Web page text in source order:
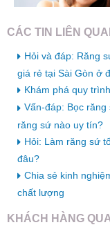
CÁC TIN LIÊN
Hỏi và đáp: Răng
giá rẻ tại Sài Gòn ở
Khám phá quy
Vấn-đáp: Bọc
răng sứ nào uy tín?
Hỏi: Làm răng sứ
đâu?
Chia sẻ kinh
chất lượng
KHÁCH HÀNG